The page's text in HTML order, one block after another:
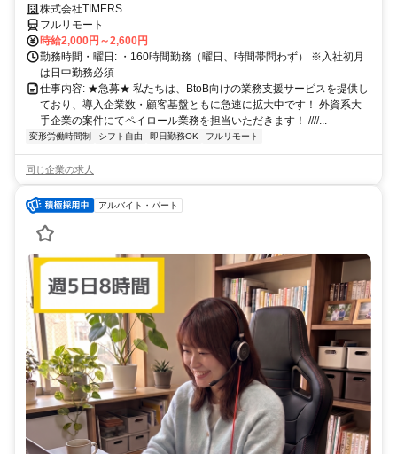
ぎたい方、注目！
株式会社TIMERS
フルリモート
時給2,000円～2,600円
勤務時間・曜日: ・160時間勤務（曜日、時間帯問わず） ※入社初月
は日中勤務必須
仕事内容: ★急募★ 私たちは、BtoB向けの業務支援サービスを提供し
ており、導入企業数・顧客基盤ともに急速に拡大中です！ 外資系大
手企業の案件にてペイロール業務を担当いただきます！ ////...
変形労働時間制 シフト自由 即日勤務OK フルリモート
同じ企業の求人
アルバイト・パート